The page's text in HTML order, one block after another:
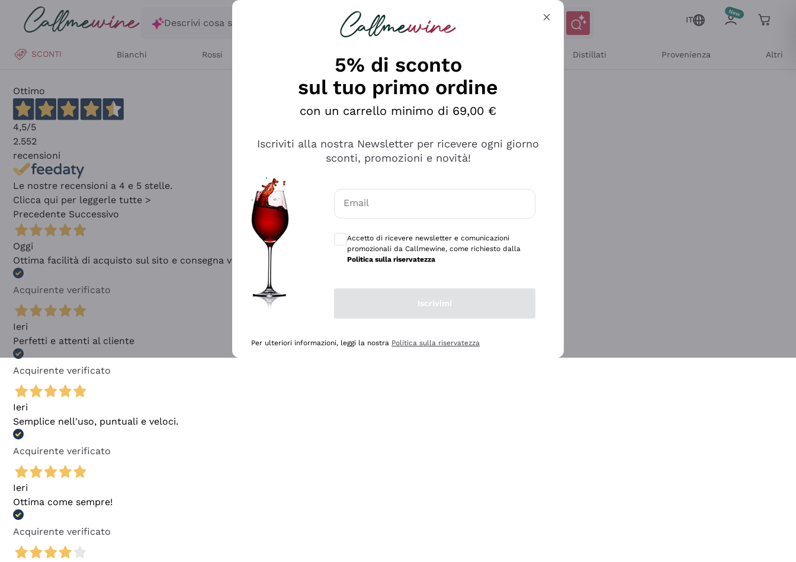
Salta al contenuto principale
Descrivi cosa stai cercando
IT
SCONTI Bianchi Rossi Distillati Provenienza Altri
Ottimo
4,5/5
2.552
recensioni
Le nostre recensioni a 4 e 5 stelle.
Clicca qui per leggerle tutte >
Precedente Successivo
Oggi
Ottima facilità di acquisto sul sito e consegna velocissima
Acquirente verificato
Ieri
Perfetti e attenti al cliente
Acquirente verificato
Ieri
Semplice nell'uso, puntuali e veloci.
Acquirente verificato
Ieri
Ottima come sempre!
Acquirente verificato
5% di sconto
sul tuo primo ordine
con un carrello minimo di 69,00 €
Iscriviti alla nostra Newsletter per ricevere ogni giorno
sconti, promozioni e novità!
Email
Accetto di ricevere newsletter e comunicazioni
promozionali da Callmewine, come richiesto dalla
Politica sulla riservatezza
Iscrivimi
Per ulteriori informazioni, leggi la nostra Politica sulla riservatezza